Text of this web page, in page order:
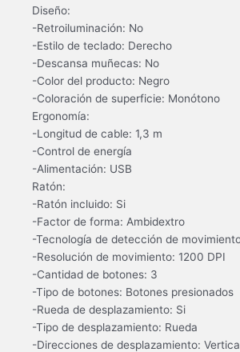
Diseño:
-Retroiluminación: No
-Estilo de teclado: Derecho
-Descansa muñecas: No
-Color del producto: Negro
-Coloración de superficie: Monótono
Ergonomía:
-Longitud de cable: 1,3 m
-Control de energía
-Alimentación: USB
Ratón:
-Ratón incluido: Si
-Factor de forma: Ambidextro
-Tecnología de detección de
-Resolución de movimiento: 1200 DPI
-Cantidad de botones: 3
-Tipo de botones: Botones presionados
-Rueda de desplazamiento: Si
-Tipo de desplazamiento: Rueda
-Direcciones de desplazamiento: